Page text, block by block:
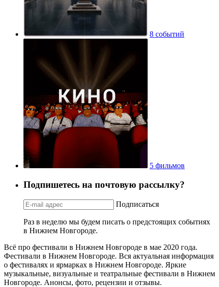
8 событий
5 фильмов
Подпишетесь на почтовую рассылку?
Подписаться
Раз в неделю мы будем писать о предстоящих событиях
в Нижнем Новгороде.
Всё про фестивали в Нижнем Новгороде в мае 2020 года.
Фестивали в Нижнем Новгороде. Вся актуальная информация
о фестивалях и ярмарках в Нижнем Новгороде. Яркие
музыкальные, визуальные и театральные фестивали в Нижнем
Новгороде. Анонсы, фото, рецензии и отзывы.